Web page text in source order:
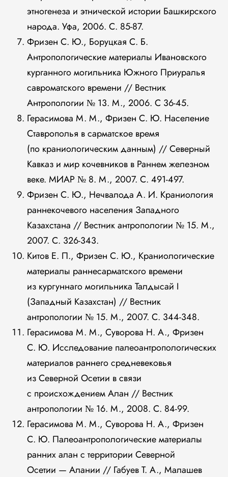
этногенеза и этнической истории Башкирского
народа. Уфа, 2006. С. 85-87.
Фризен С. Ю., Боруцкая С. Б.
Антропологические материалы Ивановского
курганного могильника Южного Приуралья
савроматского времени // Вестник
Антропологии № 13. М., 2006. С 36-45.
Герасимова М. М., Фризен С. Ю. Население
Ставрополья в сарматское время
(по краниологическим данным) // Северный
Кавказ и мир кочевников в Раннем железном
веке. МИАР № 8. М., 2007. С. 491-497.
Фризен С. Ю., Нечвалода А. И. Краниология
раннекочевого населения Западного
Казахстана // Вестник антропологии № 15. М.,
2007. С. 326-343.
Китов Е. П., Фризен С. Ю., Краниологические
материалы раннесарматского времени
из кургуннаго могильника Талдысай I
(Западный Казахстан) // Вестник
антропологии № 15. М., 2007. С. 344-348.
Герасимова М. М., Суворова Н. А., Фризен
С. Ю. Исследование палеоантропологических
материалов раннего средневековья
из Северной Осетии в связи
с происхождением Алан // Вестник
антропологии № 16. М., 2008. С. 84-99.
Герасимова М. М., Суворова Н. А., Фризен
С. Ю. Палеоантропологические материалы
ранних алан с территории Северной
Осетии — Алании // Габуев Т. А., Малашев